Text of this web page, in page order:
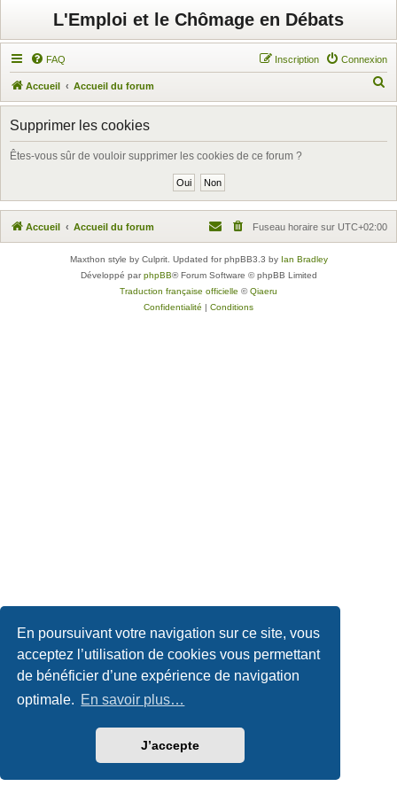
En poursuivant votre navigation sur ce site, vous
acceptez l’utilisation de cookies vous permettant
de bénéficier d’une expérience de navigation
optimale. En savoir plus…
J’accepte
L'Emploi et le Chômage en Débats
FAQ Connexion
Inscription
Accueil Accueil du forum
e
c
Supprimer les cookies
Êtes-vous sûr de vouloir supprimer les cookies de ce forum ?
Accueil Accueil du forum Fuseau horaire sur UTC+02:00
Maxthon style by Culprit. Updated for phpBB3.3 by Ian Bradley
Développé parphpBB® Forum Software © phpBB Limited
Traduction française officielle ©Qiaeru
Confidentialité | Conditions